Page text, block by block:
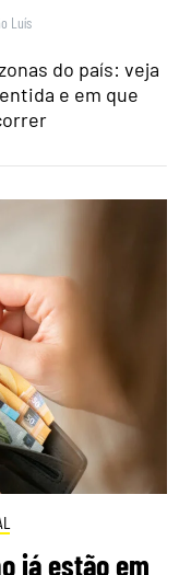
Luís
do país: veja
e em que
já estão em